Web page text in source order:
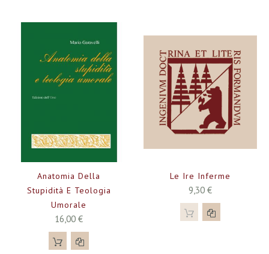
Anatomia Della
Stupidità E Teologia
Umorale
16,00 €
Le Ire Inferme
9,30 €